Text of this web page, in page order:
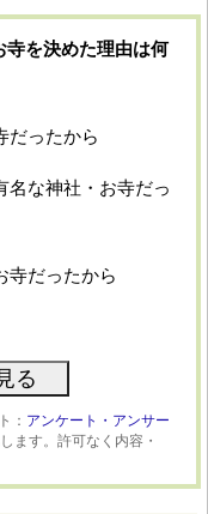
寺を決めた理由は何
だったから
名な神社・お寺だっ
寺だったから
： アンケート・アンサー
ます。許可なく内容・